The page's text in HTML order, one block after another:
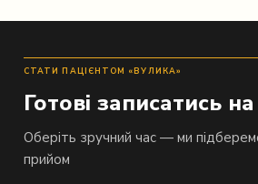
СТАТИ ПАЦІЄНТОМ «ВУЛИКА»
Готові записатись
Оберіть зручний час — ми
прийом